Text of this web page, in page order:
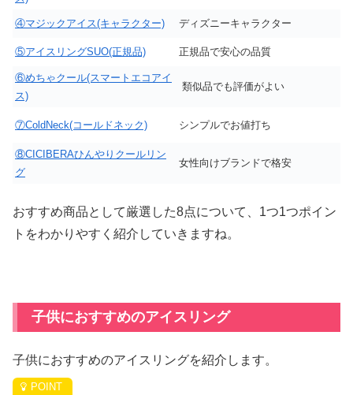
④マジックアイス(キャラクター) ディズニーキャラクター
⑤アイスリングSUO(正規品) 正規品で安心の品質
⑥めちゃクール(スマートエコアイ
ス)
類似品でも評価がよい
⑦ColdNeck(コールドネック) シンプルでお値打ち
⑧CICIBERAひんやりクールリン
グ
女性向けブランドで格安
おすすめ商品として厳選した8点について、1つ1つポイン
トをわかりやすく紹介していきますね。
子供におすすめのアイスリング
子供におすすめのアイスリングを紹介します。